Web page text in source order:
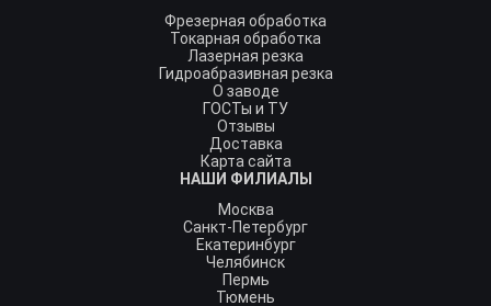
Фрезерная обработка
Токарная обработка
Лазерная резка
Гидроабразивная резка
О заводе
ГОСТы и ТУ
Отзывы
Доставка
Карта сайта
НАШИ ФИЛИАЛЫ
Москва
Санкт-Петербург
Екатеринбург
Челябинск
Пермь
Тюмень